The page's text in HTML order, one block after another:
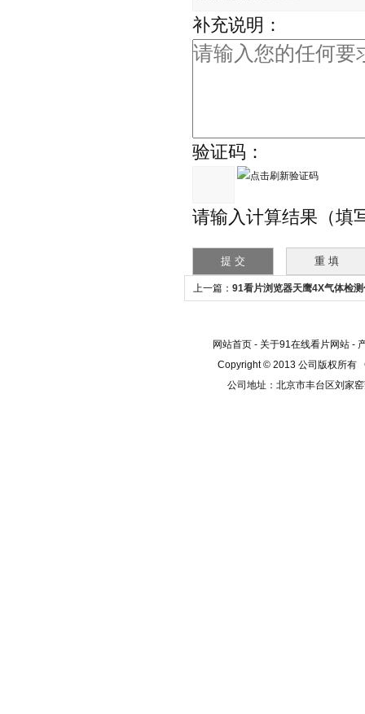
补充说明：
验证码：
请输入计算结果（填
上一篇： 91看片浏览器天鹰4X气体检
网站首页 - 关于91在线看片网站 -
Copyright © 2013 公司版权所有
公司地址：北京市丰台区刘家